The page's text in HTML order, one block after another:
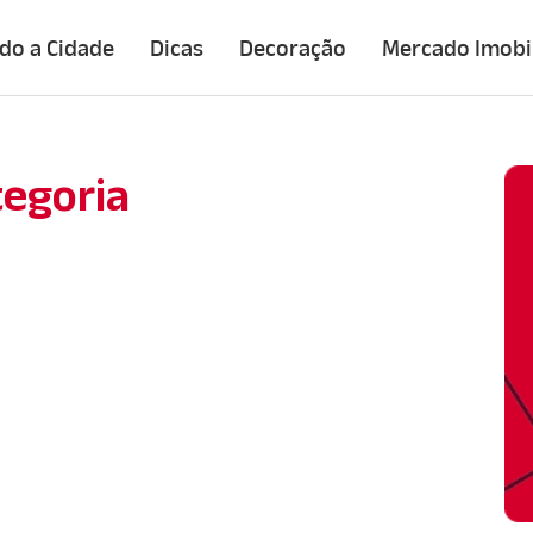
a Cidade Dicas Decoração Mercado